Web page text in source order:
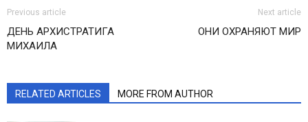
Previous article
ДЕНЬ АРХИСТРАТИГА
МИХАИЛА
Next article
ОНИ ОХРАНЯЮТ МИР
RELATED ARTICLES MORE FROM AUTHOR